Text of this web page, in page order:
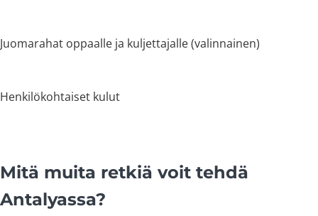
Juomarahat oppaalle ja kuljettajalle (valinnainen)
Henkilökohtaiset kulut
Mitä muita retkiä voit tehdä
Antalyassa?